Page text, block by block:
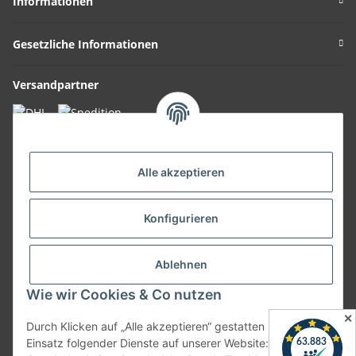
Gesetzliche Informationen
Versandpartner
Kundenbewertungen
* Alle Preise inkl. gesetzlicher USt., zzgl. Versand
* Kostenlose Rücksendung innerhalb Deutschlands für Privatpersonen
ausgenommen Speditionsversand
Alle akzeptieren
Konfigurieren
Ablehnen
Wie wir Cookies & Co nutzen
Durch Klicken auf „Alle akzeptieren“ gestatten Sie den
Einsatz folgender Dienste auf unserer Website: YouTube,
✕